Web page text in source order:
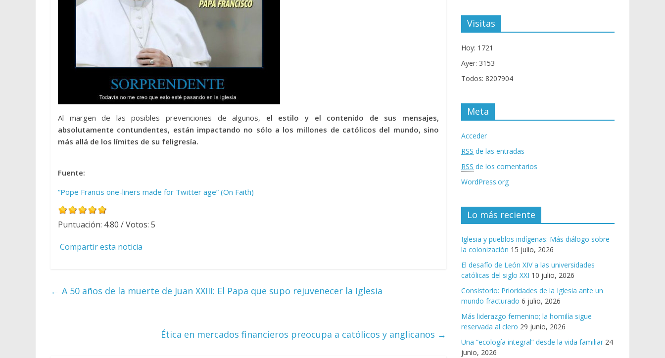
Al margen de las posibles prevenciones de algunos, el estilo y el contenido de sus mensajes,
absolutamente contundentes, están impactando no sólo a los millones de católicos del mundo, sino
más allá de los límites de su feligresía.
Fuente:
“Pope Francis one-liners made for Twitter age” (On Faith)
Puntuación: 4.80 / Votos: 5
Compartir esta noticia
← A 50 años de la muerte de Juan XXIII: El Papa que supo rejuvenecer la Iglesia
Ética en mercados financieros preocupa a católicos y anglicanos →
Visitas
Hoy: 1721
Ayer: 3153
Todos: 8207904
Meta
Acceder
RSS de las entradas
RSS de los comentarios
WordPress.org
Lo más reciente
Iglesia y pueblos indígenas: Más diálogo sobre
la colonización 15 julio, 2026
El desafío de León XIV a las universidades
católicas del siglo XXI 10 julio, 2026
Consistorio: Prioridades de la Iglesia ante un
mundo fracturado 6 julio, 2026
Más liderazgo femenino; la homilía sigue
reservada al clero 29 junio, 2026
Una “ecología integral” desde la vida familiar 24
junio, 2026